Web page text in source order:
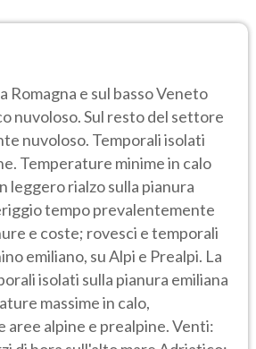
Romagna e sul basso Veneto
nuvoloso. Sul resto del settore
nuvoloso. Temporali isolati
Temperature minime in calo
leggero rialzo sulla pianura
tempo prevalentemente
e coste; rovesci e temporali
emiliano, su Alpi e Prealpi. La
isolati sulla pianura emiliana
massime in calo,
aree alpine e prealpine. Venti: